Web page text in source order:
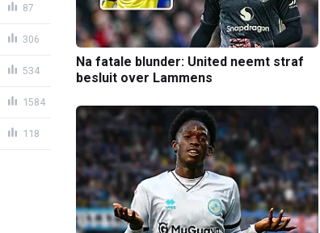
87
306
534
1584
118
Na fatale blunder: United neemt straf
besluit over Lammens